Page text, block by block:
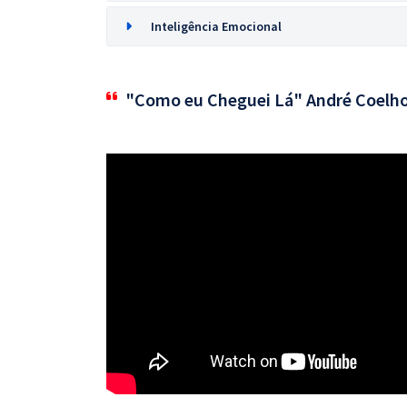
Inteligência Emocional
"Como eu Cheguei Lá" André